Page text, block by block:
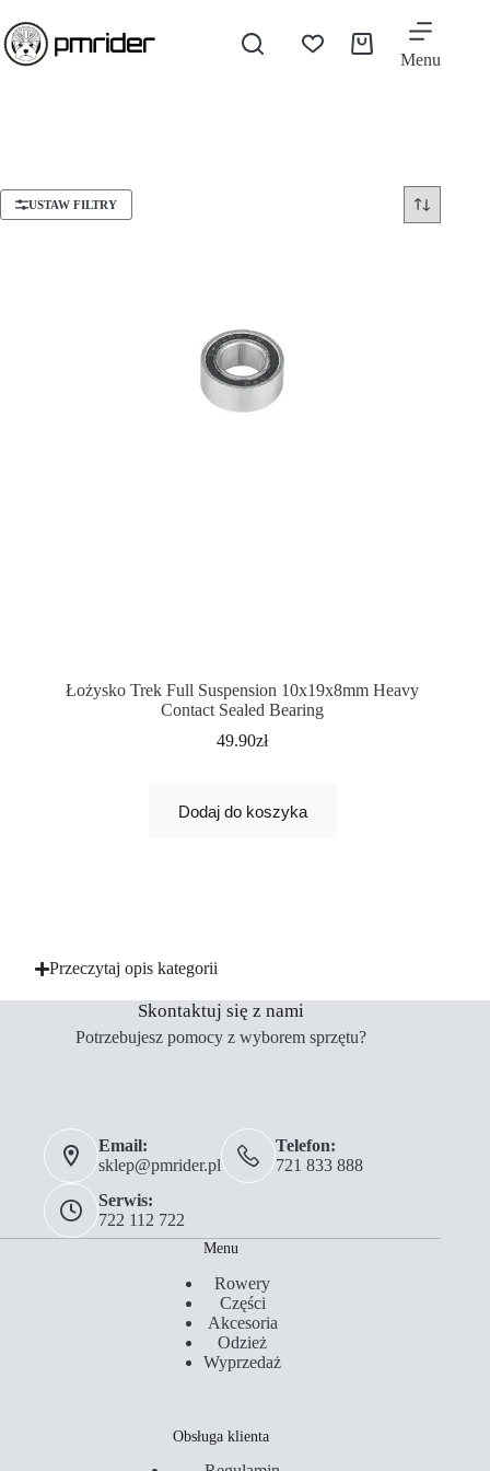
Menu
USTAW FILTRY
Łożysko Trek Full Suspension 10x19x8mm Heavy
Contact Sealed Bearing
49.90zł
Dodaj do koszyka
Przeczytaj opis kategorii
Skontaktuj się z nami
Potrzebujesz pomocy z wyborem sprzętu?
Email:
sklep@pmrider.pl
Telefon:
721 833 888
Serwis:
722 112 722
Menu
Rowery
Części
Akcesoria
Odzież
Wyprzedaż
Obsługa klienta